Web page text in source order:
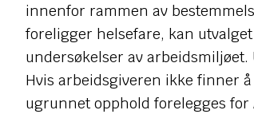
innenfor rammen av
foreligger helsefare, kan
undersøkelser av
Hvis arbeidsgiveren ikke finner
ugrunnet opphold forelegges